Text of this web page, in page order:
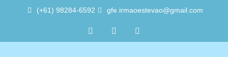
(+61) 98284-6592 gfe.irmaoestevao@gmail.com